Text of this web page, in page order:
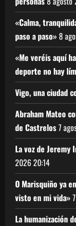
«Calma,
paso a paso»8
«Me veréis aquí
deporte no hay
Vigo, una ciudad
Abraham Mateo
de Castrelos7
La voz de Jeremy
202620:14
O Marisquiño ya
visto en mi vida»
La humanización